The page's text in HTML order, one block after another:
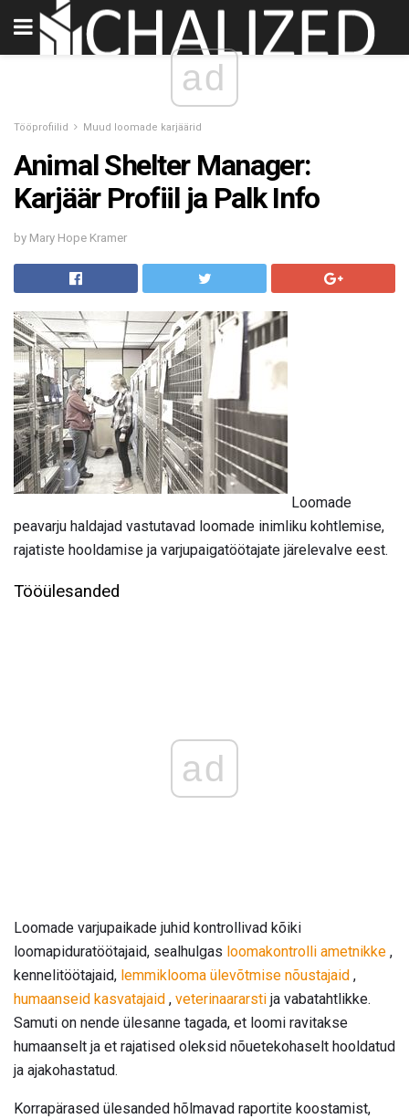
ad
Tööprofiilid Muud loomade karjäärid
Animal Shelter Manager:
Karjäär Profiil ja Palk Info
by Mary Hope Kramer
Loomade
peavarju haldajad vastutavad loomade inimliku kohtlemise,
rajatiste hooldamise ja varjupaigatöötajate järelevalve eest.
Tööülesanded
ad
Loomade varjupaikade juhid kontrollivad kõiki
loomapiduratöötajaid, sealhulgas loomakontrolli ametnikke ,
kennelitöötajaid, lemmiklooma ülevõtmise nõustajaid ,
humaanseid kasvatajaid , veterinaararsti ja vabatahtlikke.
Samuti on nende ülesanne tagada, et loomi ravitakse
humaanselt ja et rajatised oleksid nõuetekohaselt hooldatud
ja ajakohastatud.
Korrapärased ülesanded hõlmavad raportite koostamist,